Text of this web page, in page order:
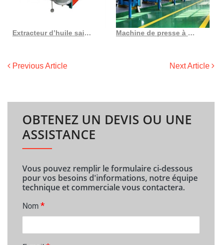
Extracteur d’huile saine de vente chaude en France Machine de presse à huile de graines pour goût naturel groupe EPS Maroc en Afrique du Sud
Previous Article Next Article
OBTENEZ UN DEVIS OU UNE
ASSISTANCE
Vous pouvez remplir le formulaire ci-dessous
pour vos besoins d'informations, notre équipe
technique et commerciale vous contactera.
Nom *